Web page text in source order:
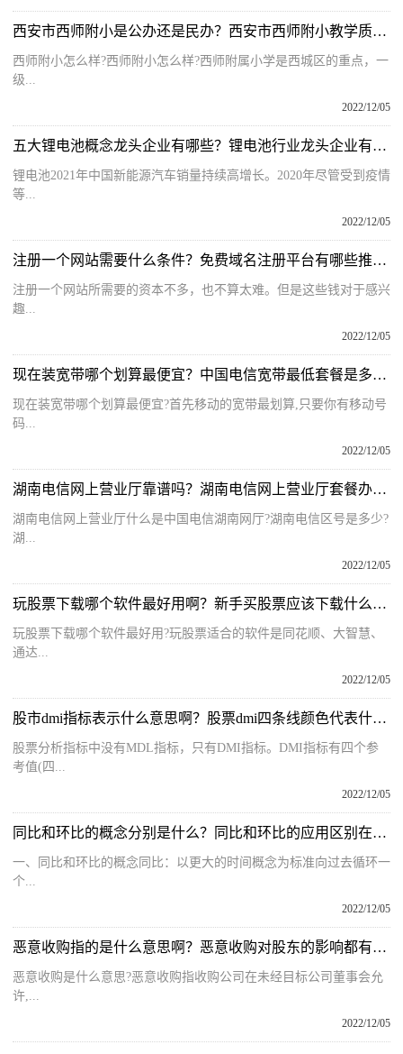
西安市西师附小是公办还是民办？西安市西师附小教学质量怎么样？
西师附小怎么样?西师附小怎么样?西师附属小学是西城区的重点，一
级...
2022/12/05
五大锂电池概念龙头企业有哪些？锂电池行业龙头企业有哪些公司？
锂电池2021年中国新能源汽车销量持续高增长。2020年尽管受到疫情
等...
2022/12/05
注册一个网站需要什么条件？免费域名注册平台有哪些推荐的呢？
注册一个网站所需要的资本不多，也不算太难。但是这些钱对于感兴
趣...
2022/12/05
现在装宽带哪个划算最便宜？中国电信宽带最低套餐是多少钱一个月？
现在装宽带哪个划算最便宜?首先移动的宽带最划算,只要你有移动号
码...
2022/12/05
湖南电信网上营业厅靠谱吗？湖南电信网上营业厅套餐办理流程是什么？
湖南电信网上营业厅什么是中国电信湖南网厅?湖南电信区号是多少?
湖...
2022/12/05
玩股票下载哪个软件最好用啊？新手买股票应该下载什么软件最好？
玩股票下载哪个软件最好用?玩股票适合的软件是同花顺、大智慧、
通达...
2022/12/05
股市dmi指标表示什么意思啊？股票dmi四条线颜色代表什么含义？
股票分析指标中没有MDL指标，只有DMI指标。DMI指标有四个参
考值(四...
2022/12/05
同比和环比的概念分别是什么？同比和环比的应用区别在哪里呢？
一、同比和环比的概念同比：以更大的时间概念为标准向过去循环一
个...
2022/12/05
恶意收购指的是什么意思啊？恶意收购对股东的影响都有哪些呢？
恶意收购是什么意思?恶意收购指收购公司在未经目标公司董事会允
许,...
2022/12/05